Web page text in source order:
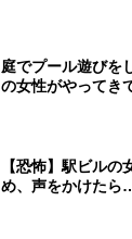
庭でプール遊びを
の女性がやってき
【恐怖】駅ビル
め、声をかけたら